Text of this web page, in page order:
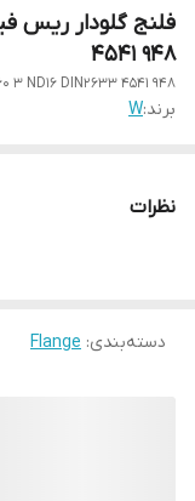
4541 948
3 ND16 DIN2633 4541 948
برند:W
نظرات
دسته‌بندی:
Flange